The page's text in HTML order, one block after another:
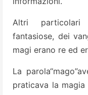
Altri particolari
fantasiose, dei
magi erano re ed
La
praticava la